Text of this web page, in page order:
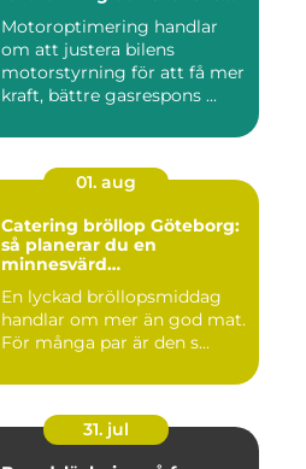
Motoroptimering handlar
om att justera bilens
motorstyrning för att få mer
kraft, bättre gasrespons ...
01. aug
Catering bröllop Göteborg:
så planerar du en
minnesvärd
En lyckad bröllopsmiddag
handlar om mer än god mat.
För många par är den s...
31. jul